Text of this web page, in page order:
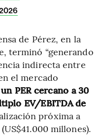
de Pérez, en la
terminó “generando
indirecta entre
el mercado
PER cercano a 30
EV/EBITDA de
próxima a
millones).